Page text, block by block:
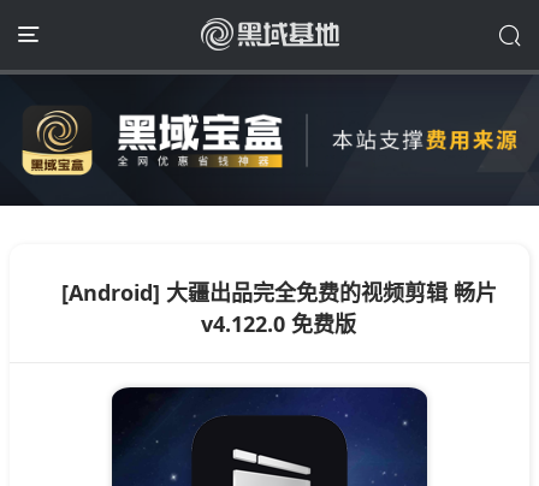
[Android] 大疆出品完全免费的视频剪辑 畅片
v4.122.0 免费版